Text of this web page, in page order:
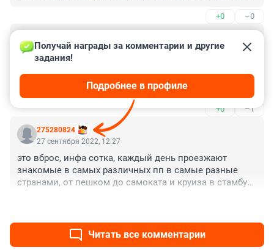
+0 –0
27 сентября 2022, 16:12
"Если вы вылетели из Кольцово за границу или вас
не пропустили на рейс на паспортном контроле,
пожалуйста, свяжитесь с редакцией. Мы сохраним
анонимность."
А вознаграждение будет?
+0 –1
275280824
Получай награды за комментарии и другие
задания!
Подробнее в профиле
27 сентября 2022, 12:27
это вброс, инфа сотка, каждый день проезжают
знакомые в самых различных пп в самые разные
странами, от пешком до самоката и круиза в стамбул,
Читать все комментарии